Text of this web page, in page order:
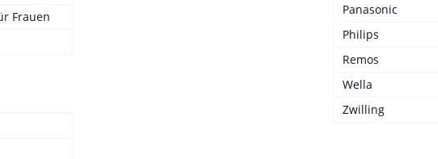
Frauen
Panasonic
Philips
Remos
Wella
Zwilling